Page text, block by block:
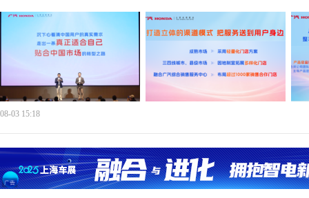
08-03 15:18